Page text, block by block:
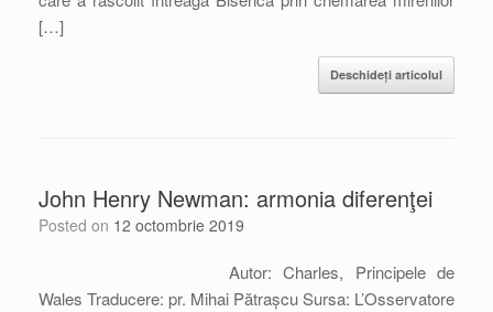
[…]
Deschideți articolul
John Henry Newman: armonia diferenţei
Posted on 12 octombrie 2019
Autor: Charles, Principele de
Wales Traducere: pr. Mihai Pătrașcu Sursa: L’Osservatore